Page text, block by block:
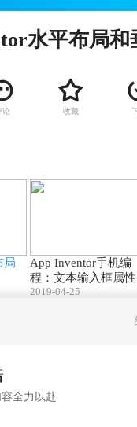
论 收藏
局
App Inventor手机编
程：文本输入框属
解
2019-04-25
全力以赴